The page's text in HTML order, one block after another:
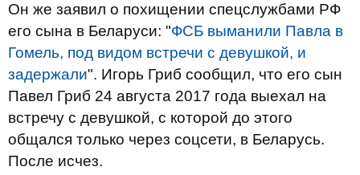
Он же заявил о похищении спецслужбами РФ
его сына в Беларуси: "ФСБ выманили Павла в
Гомель, под видом встречи с девушкой, и
задержали". Игорь Гриб сообщил, что его сын
Павел Гриб 24 августа 2017 года выехал на
встречу с девушкой, с которой до этого
общался только через соцсети, в Беларусь.
После исчез.